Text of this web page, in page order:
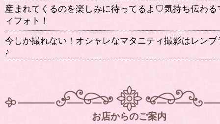
産まれてくるのを楽しみに待ってるよ♡気持ち伝わる
ィフォト！
今しか撮れない！オシャレなマタニティ撮影はレンブ
♪
お店からのご案内